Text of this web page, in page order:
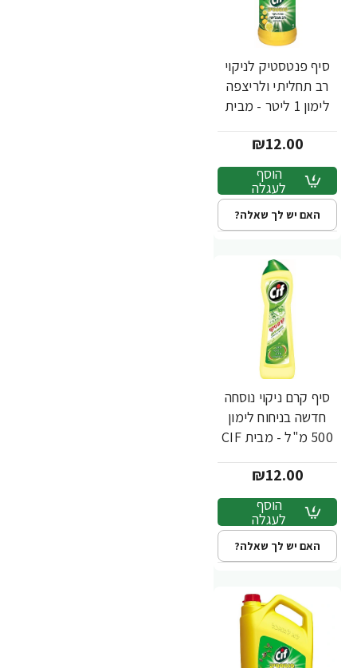
סיף פנטסטיק לניקוי
רב תחליתי ולריצפה
לימון 1 ליטר - מבית
₪12.00
הוסף
לעגלה
האם יש לך שאלה?
סיף קרם ניקוי נוסחה
חדשה בניחוח לימון
500 מ"ל - מבית CIF
₪12.00
הוסף
לעגלה
האם יש לך שאלה?